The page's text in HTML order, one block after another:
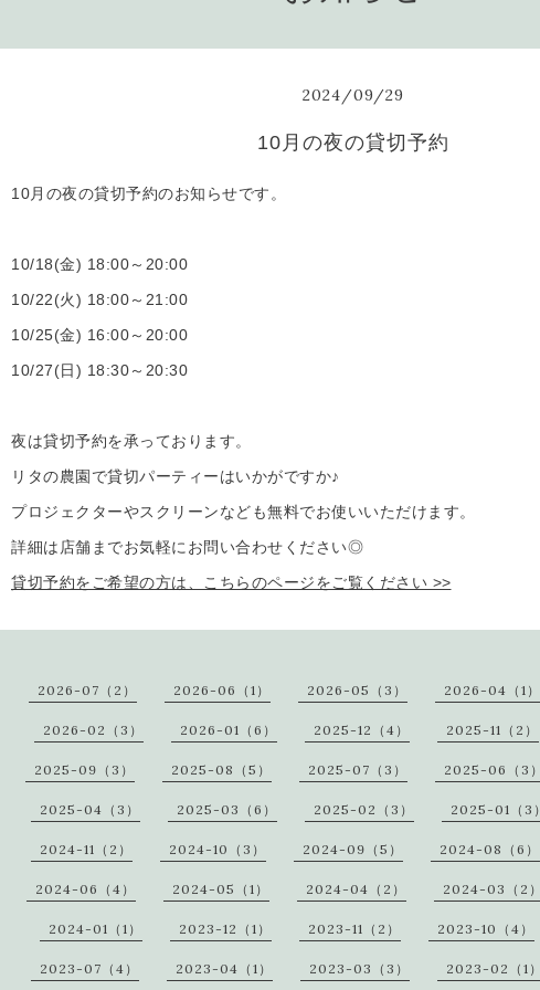
2024/09/29
10月の夜の貸切予約
10月の夜の貸切予約のお知らせです。
10/18(金) 18:00～20:00
10/22(火) 18:00～21:00
10/25(金) 16:00～20:00
10/27(日) 18:30～20:30
夜は貸切予約を承っております。
リタの農園で貸切パーティーはいかがですか♪
プロジェクターやスクリーンなども無料でお使いいただけます。
詳細は店舗までお気軽にお問い合わせください◎
貸切予約をご希望の方は、こちらのページをご覧ください >>
2026-07（2） 2026-06（1） 2026-05（3） 2026-04（1）
2026-02（3） 2026-01（6） 2025-12（4） 2025-11（2）
2025-09（3） 2025-08（5） 2025-07（3） 2025-06（3）
2025-04（3） 2025-03（6） 2025-02（3） 2025-01（3）
2024-11（2） 2024-10（3） 2024-09（5） 2024-08（6）
2024-06（4） 2024-05（1） 2024-04（2） 2024-03（2）
2024-01（1） 2023-12（1） 2023-11（2） 2023-10（4）
2023-07（4） 2023-04（1） 2023-03（3） 2023-02（1）